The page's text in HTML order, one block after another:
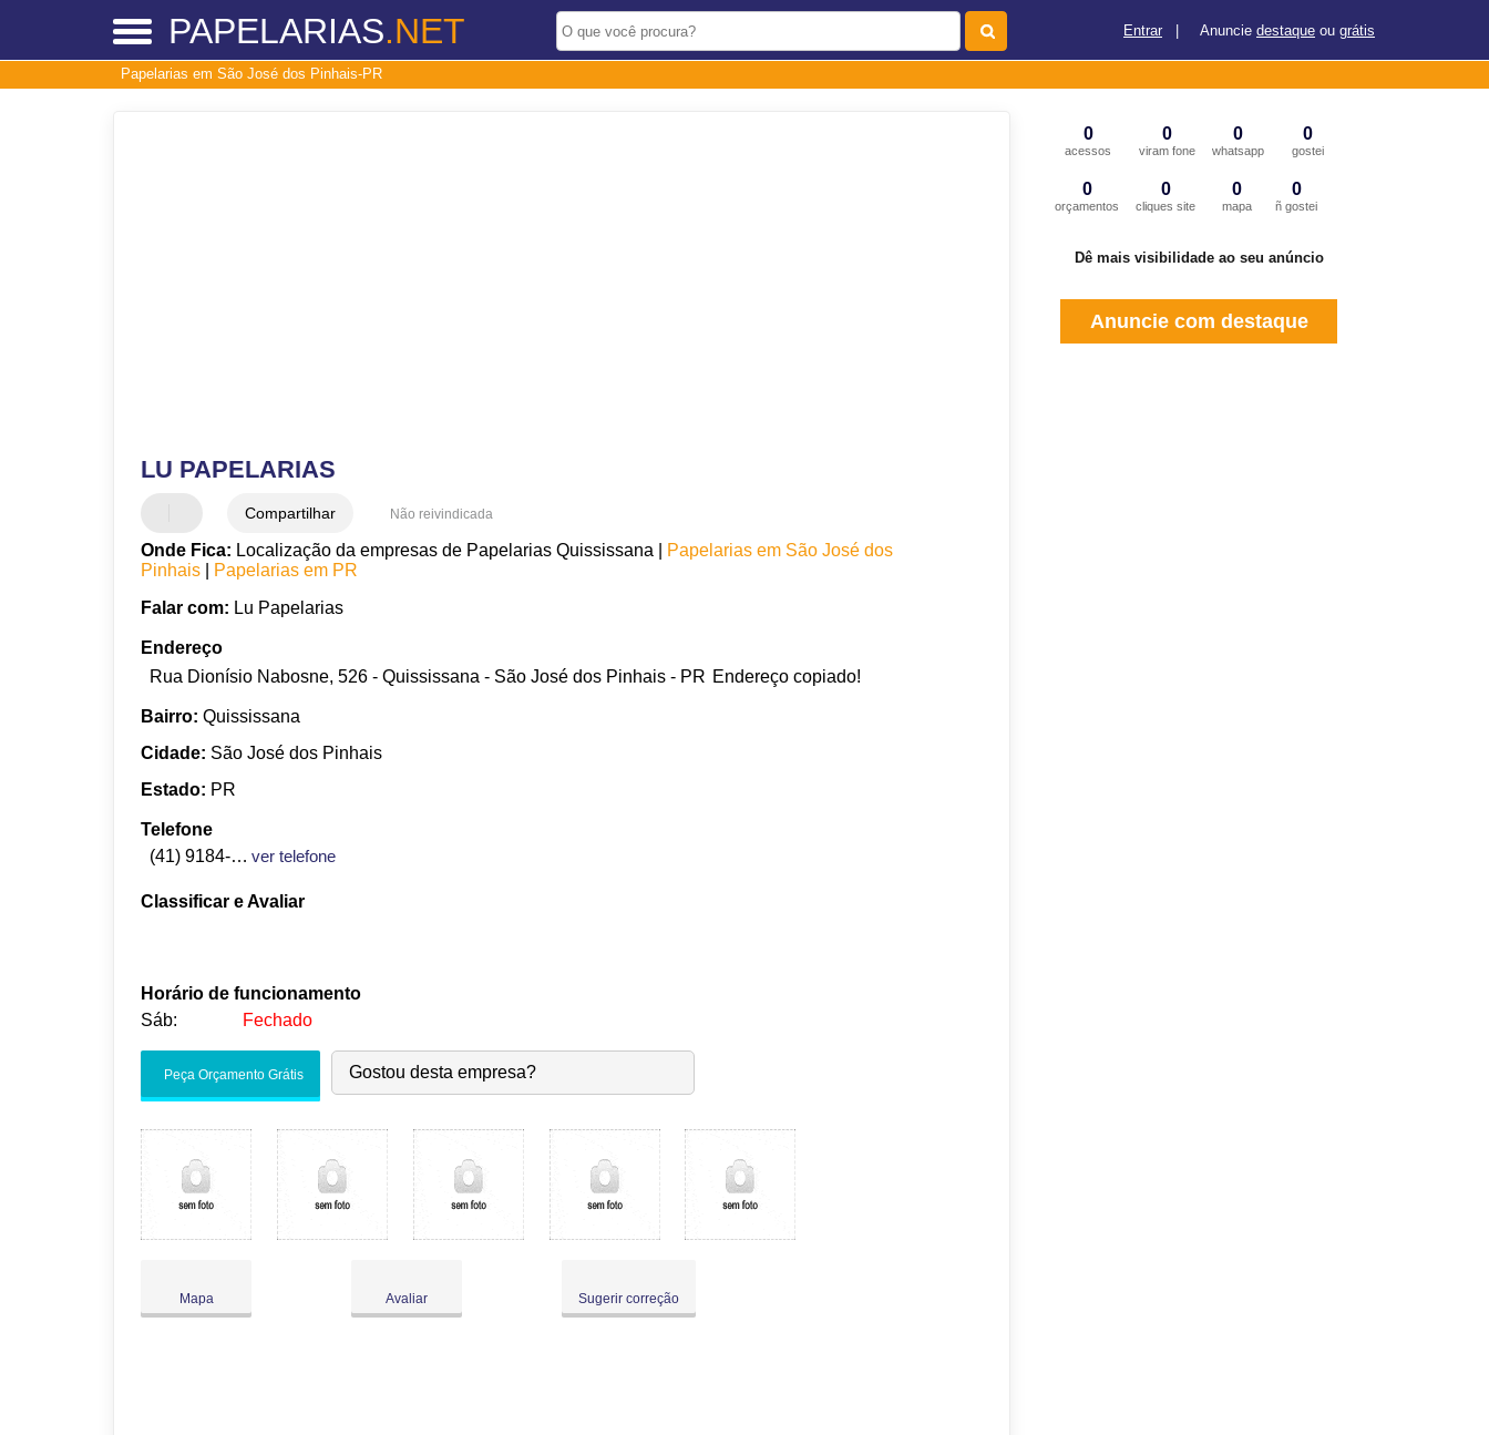
PAPELARIAS.NET Entrar Anuncie destaque ou grátis
Papelarias em São José dos Pinhais-PR
LU PAPELARIAS
Compartilhar Não reivindicada
Onde Fica: Localização da empresas de Papelarias Quississana |
Papelarias em São José dos
Pinhais
Papelarias em PR
Falar com: Lu Papelarias
Endereço
Rua Dionísio Nabosne, 526 - Quississana - São José dos Pinhais - PR Endereço copiado!
Bairro: Quississana
Cidade: São José dos Pinhais
Estado: PR
Telefone
(41) 9184-6675
ver telefone
Classificar e Avaliar
Horário de funcionamento
Sáb:
Fechado
09:00 -
Sex:
- 18:00
Sáb:
Fechado
Fechado
Peça Orçamento Grátis Gostou desta empresa?
Mapa Avaliar Sugerir correção
0
acessos
0
viram fone
0
whatsapp
0
gostei
0
orçamentos
0
cliques site
0
mapa
0
ñ gostei
Dê mais visibilidade ao seu anúncio
Anuncie com destaque